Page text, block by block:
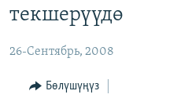
БҮГҮН АЗАТТЫКТА
ЭКСПЕРТТЕР ТАЛДАЙТ
ПОДКАСТ
ӨЗГӨЧӨ ПИКИР
текшерүүдө
26-Сентябрь, 2008
Бөлүшүңүз